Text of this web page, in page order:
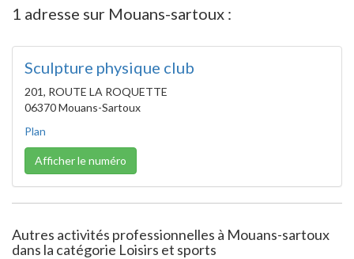
1 adresse sur Mouans-sartoux :
Sculpture physique club
201, ROUTE LA ROQUETTE
06370 Mouans-Sartoux
Plan
Afficher le numéro
Autres activités professionnelles à Mouans-sartoux
dans la catégorie Loisirs et sports